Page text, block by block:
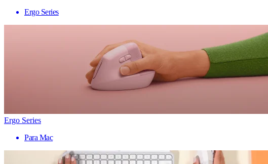
Ergo Series
Ergo Series
Para Mac